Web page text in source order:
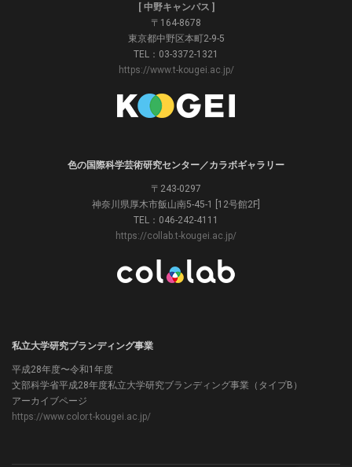
[ 中野キャンパス ]
〒164-8678
東京都中野区本町2-9-5
TEL：03-3372-1321
https://www.t-kougei.ac.jp/
色の国際科学芸術研究センター／カラボギャラリー
〒243-0297
神奈川県厚木市飯山南5-45-1 [12号館2F]
TEL：046-242-4111
https://collab.t-kougei.ac.jp/
私立大学研究ブランディング事業
平成28年度〜令和1年度
文部科学省平成28年度私立大学研究ブランディング事業（タイプB）
アーカイブページ
https://www.color.t-kougei.ac.jp/